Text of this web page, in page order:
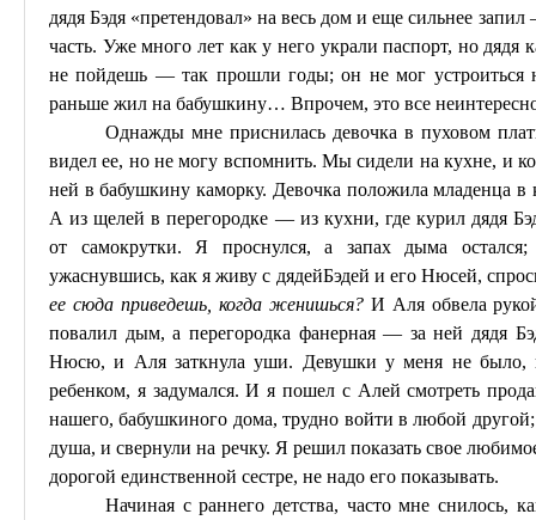
дядяБэдя «претендовал» на весь дом и еще сильнее
часть. Уже много лет как у него украли паспорт, но
не пойдешь — так прошли годы; он не мог
раньше жил на бабушкину… Впрочем, это все
Однажды мне приснилась девочка в пуховом
видел ее, но не могу вспомнить. Мы сидели на кухне, и
ней в бабушкину каморку. Девочка положила младенца в
А из щелей в перегородке — из кухни, где курил дядя
от самокрутки. Я проснулся, а запах дыма
ужаснувшись, как я живу с дядейБэдей и его Нюсей,
ее сюда приведешь, когда женишься?И Аля обвела
повалил дым, а перегородка фанерная — за ней дядя
Нюсю, и Аля заткнула уши. Девушки у меня не было,
ребенком, я задумался. И я пошел с Алей смотреть
нашего, бабушкиного дома, трудно войти в любой
душа, и свернули на речку. Я решил показать свое
дорогой единственной сестре, не надо его показывать.
Начиная с раннего детства, часто мне снилось,